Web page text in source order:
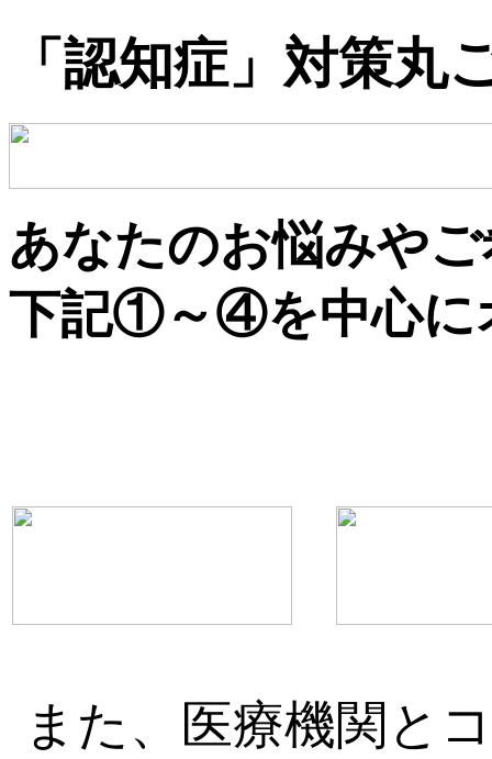
「認知症」対策丸
あなたのお悩みや
下記①～④を中心に
また、医療機関と